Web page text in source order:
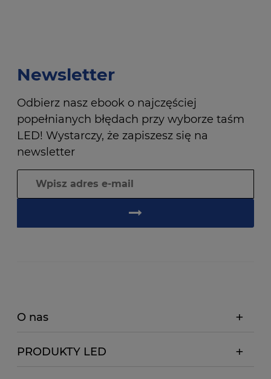
Newsletter
Odbierz nasz ebook o najczęściej
popełnianych błędach przy wyborze taśm
LED! Wystarczy, że zapiszesz się na
newsletter
O nas
PRODUKTY LED